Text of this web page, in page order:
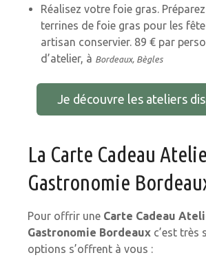
Réalisez votre foie gras.
terrines de foie gras pour les
artisan conservier. 89 € par
d’atelier, à Bordeaux, Bègles
Je découvre les ateliers
La Carte Cadeau
Gastronomie
Pour offrir une Carte Cadeau
Gastronomie Bordeaux c’est très
options s’offrent à vous :